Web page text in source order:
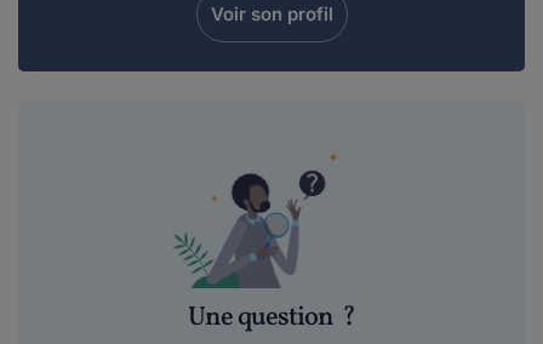
Voir son profil
Une question ?